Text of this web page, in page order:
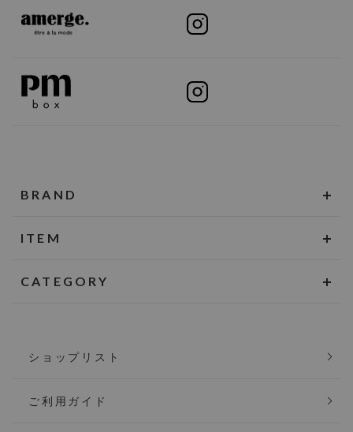
BRAND
ITEM
CATEGORY
ショップリスト
ご利用ガイド